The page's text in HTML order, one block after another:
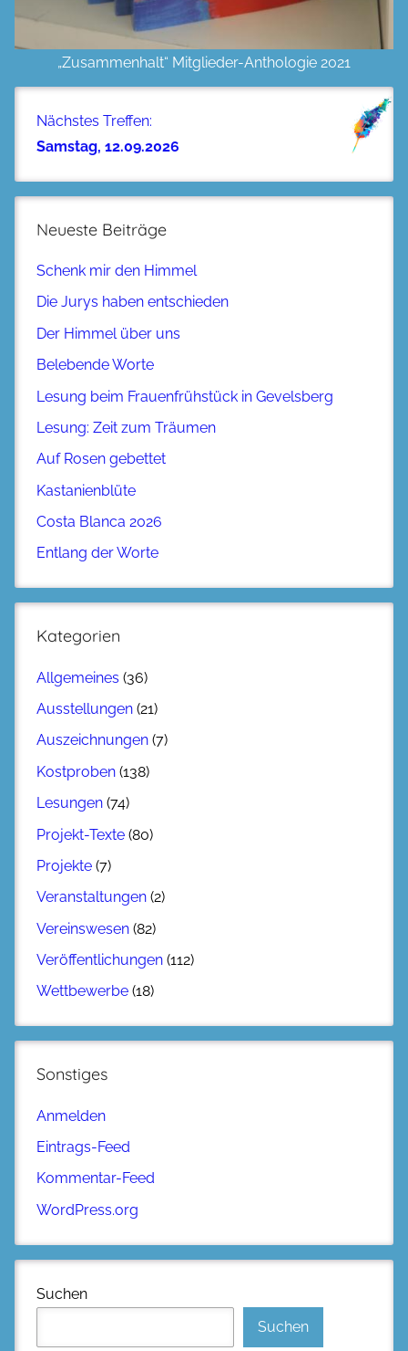
„Zusammenhalt“ Mitglieder-Anthologie 2021
Nächstes Treffen:
Samstag, 12.09.2026
Neueste Beiträge
Schenk mir den Himmel
Die Jurys haben entschieden
Der Himmel über uns
Belebende Worte
Lesung beim Frauenfrühstück in Gevelsberg
Lesung: Zeit zum Träumen
Auf Rosen gebettet
Kastanienblüte
Costa Blanca 2026
Entlang der Worte
Kategorien
Allgemeines (36)
Ausstellungen (21)
Auszeichnungen (7)
Kostproben (138)
Lesungen (74)
Projekt-Texte (80)
Projekte (7)
Veranstaltungen (2)
Vereinswesen (82)
Veröffentlichungen (112)
Wettbewerbe (18)
Sonstiges
Anmelden
Eintrags-Feed
Kommentar-Feed
WordPress.org
Suchen
Suchen